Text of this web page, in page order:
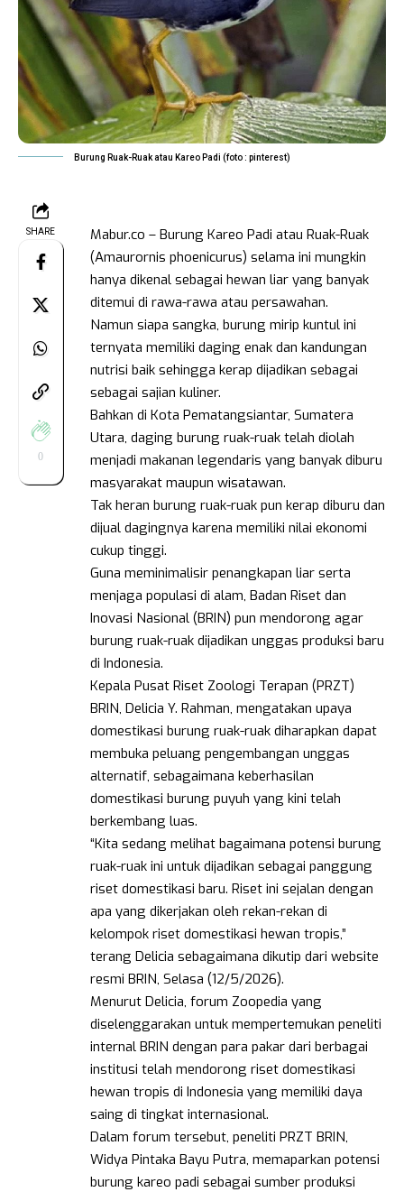
Burung Ruak-Ruak atau Kareo Padi (foto : pinterest)
SHARE
0
Mabur.co – Burung Kareo Padi atau Ruak-Ruak
(Amaurornis phoenicurus) selama ini mungkin
hanya dikenal sebagai hewan liar yang banyak
ditemui di rawa-rawa atau persawahan.
Namun siapa sangka, burung mirip kuntul ini
ternyata memiliki daging enak dan kandungan
nutrisi baik sehingga kerap dijadikan sebagai
sebagai sajian kuliner.
Bahkan di Kota Pematangsiantar, Sumatera
Utara, daging burung ruak-ruak telah diolah
menjadi makanan legendaris yang banyak diburu
masyarakat maupun wisatawan.
Tak heran burung ruak-ruak pun kerap diburu dan
dijual dagingnya karena memiliki nilai ekonomi
cukup tinggi.
Guna meminimalisir penangkapan liar serta
menjaga populasi di alam, Badan Riset dan
Inovasi Nasional (BRIN) pun mendorong agar
burung ruak-ruak dijadikan unggas produksi baru
di Indonesia.
Kepala Pusat Riset Zoologi Terapan (PRZT)
BRIN, Delicia Y. Rahman, mengatakan upaya
domestikasi burung ruak-ruak diharapkan dapat
membuka peluang pengembangan unggas
alternatif, sebagaimana keberhasilan
domestikasi burung puyuh yang kini telah
berkembang luas.
“Kita sedang melihat bagaimana potensi burung
ruak-ruak ini untuk dijadikan sebagai panggung
riset domestikasi baru. Riset ini sejalan dengan
apa yang dikerjakan oleh rekan-rekan di
kelompok riset domestikasi hewan tropis,”
terang Delicia sebagaimana dikutip dari website
resmi BRIN, Selasa (12/5/2026).
Menurut Delicia, forum Zoopedia yang
diselenggarakan untuk mempertemukan peneliti
internal BRIN dengan para pakar dari berbagai
institusi telah mendorong riset domestikasi
hewan tropis di Indonesia yang memiliki daya
saing di tingkat internasional.
Dalam forum tersebut, peneliti PRZT BRIN,
Widya Pintaka Bayu Putra, memaparkan potensi
burung kareo padi sebagai sumber produksi